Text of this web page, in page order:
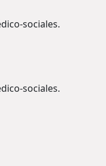
sociales.
sociales.